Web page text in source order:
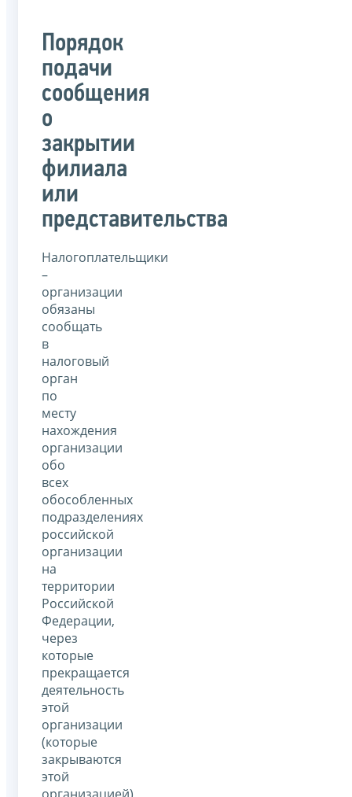
Порядок
подачи
сообщения
о
закрытии
филиала
или
представительства
Налогоплательщики
–
организации
обязаны
сообщать
в
налоговый
орган
по
месту
нахождения
организации
обо
всех
обособленных
подразделениях
российской
организации
на
территории
Российской
Федерации,
через
которые
прекращается
деятельность
этой
организации
(которые
закрываются
этой